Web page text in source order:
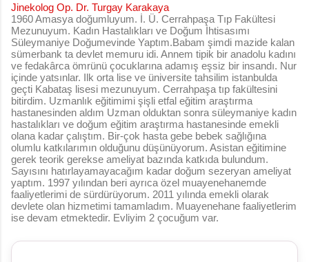
Jinekolog Op. Dr. Turgay Karakaya
1960 Amasya doğumluyum. İ. Ü. Cerrahpaşa Tıp Fakültesi
Mezunuyum. Kadın Hastalıkları ve Doğum İhtisasımı
Süleymaniye Doğumevinde Yaptım.Babam şimdi mazide kalan
sümerbank ta devlet memuru idi. Annem tipik bir anadolu kadını
ve fedakârca ömrünü çocuklarına adamış eşsiz bir insandı. Nur
içinde yatsınlar. Ilk orta lise ve üniversite tahsilim istanbulda
geçti Kabataş lisesi mezunuyum. Cerrahpaşa tıp fakültesini
bitirdim. Uzmanlık eğitimimi şişli etfal eğitim araştırma
hastanesinden aldım Uzman olduktan sonra süleymaniye kadın
hastalıkları ve doğum eğitim araştırma hastanesinde emekli
olana kadar çalıştım. Bir-çok hasta gebe bebek sağlığına
olumlu katkılarımın olduğunu düşünüyorum. Asistan eğitimine
gerek teorik gerekse ameliyat bazında katkıda bulundum.
Sayısını hatırlayamayacağım kadar doğum sezeryan ameliyat
yaptım. 1997 yılından beri ayrıca özel muayenehanemde
faaliyetlerimi de sürdürüyorum. 2011 yılında emekli olarak
devlete olan hizmetimi tamamladım. Muayenehane faaliyetlerim
ise devam etmektedir. Evliyim 2 çocuğum var.